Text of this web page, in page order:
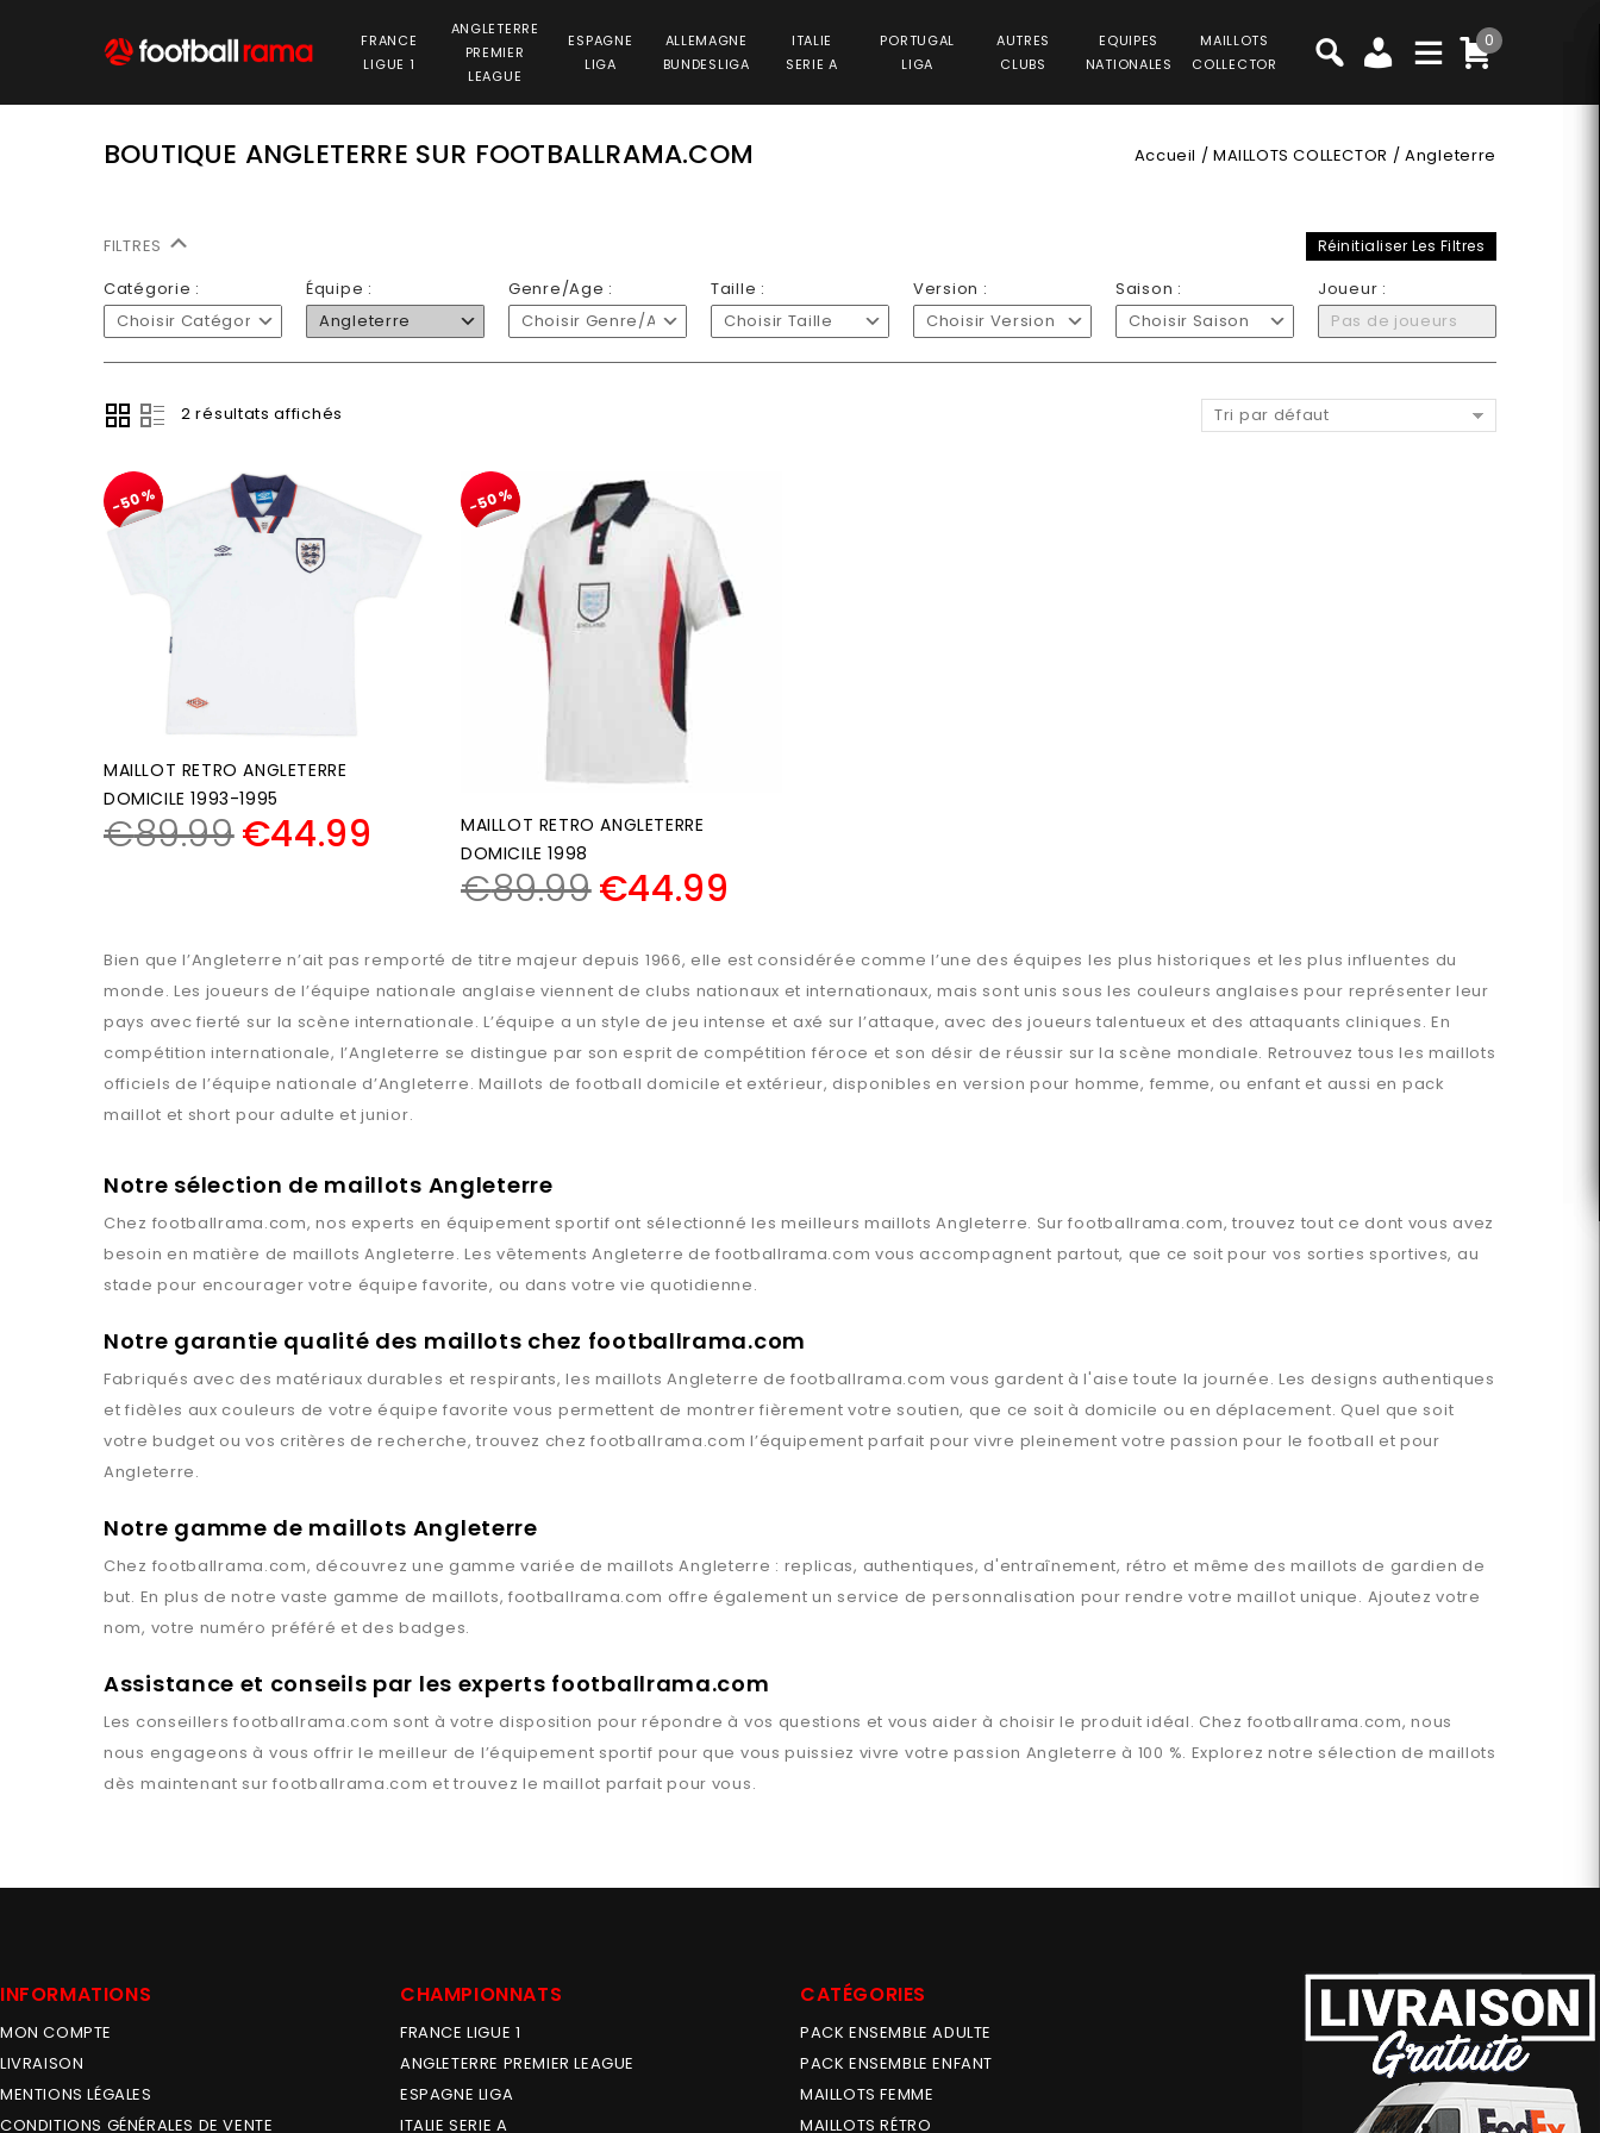
FRANCE
LIGUE 1
ANGLETERRE
PREMIER
LEAGUE
ESPAGNE
LIGA
ALLEMAGNE
BUNDESLIGA
ITALIE
SERIE A
PORTUGAL
LIGA
AUTRES
CLUBS
EQUIPES
NATIONALES
MAILLOTS
COLLECTOR
0
BOUTIQUE ANGLETERRE SUR FOOTBALLRAMA.COM Accueil /MAILLOTS COLLECTOR / Angleterre
FILTRES Réinitialiser Les Filtres
Catégorie :
Choisir Catégorie
Équipe :
Angleterre
Genre/Age :
Choisir Genre/Age
Taille :
Choisir Taille
Version :
Choisir Version
Saison :
Choisir Saison
Joueur :
Pas de joueurs
2 résultats affichés Tri par défaut
-50%
MAILLOT RETRO ANGLETERRE
DOMICILE 1993-1995
€89.99€44.99
-50%
MAILLOT RETRO ANGLETERRE
DOMICILE 1998
€89.99€44.99
Bien que l’Angleterre n’ait pas remporté de titre majeur depuis 1966, elle est considérée comme l’une des équipes les plus historiques et les plus influentes du
monde. Les joueurs de l’équipe nationale anglaise viennent de clubs nationaux et internationaux, mais sont unis sous les couleurs anglaises pour représenter leur
pays avec fierté sur la scène internationale. L’équipe a un style de jeu intense et axé sur l’attaque, avec des joueurs talentueux et des attaquants cliniques. En
compétition internationale, l’Angleterre se distingue par son esprit de compétition féroce et son désir de réussir sur la scène mondiale. Retrouvez tous les maillots
officiels de l’équipe nationale d’Angleterre. Maillots de football domicile et extérieur, disponibles en version pour homme, femme, ou enfant et aussi en pack
maillot et short pour adulte et junior.
Notre sélection de maillots Angleterre
Chez footballrama.com, nos experts en équipement sportif ont sélectionné les meilleurs maillotsAngleterre. Surfootballrama.com, trouvez tout ce dont vous avez
besoin en matière de maillots Angleterre. Les vêtementsAngleterre defootballrama.com vous accompagnent partout, que ce soit pour vos sorties sportives, au
stade pour encourager votre équipe favorite, ou dans votre vie quotidienne.
Notre garantie qualité des maillots chez footballrama.com
Fabriqués avec des matériaux durables et respirants, les maillotsAngleterre defootballrama.com vous gardent à l'aise toute la journée. Les designs authentiques
et fidèles aux couleurs de votre équipe favorite vous permettent de montrer fièrement votre soutien, que ce soit à domicile ou en déplacement. Quel que soit
votre budget ou vos critères de recherche, trouvez chezfootballrama.com l’équipement parfait pour vivre pleinement votre passion pour le football et pour
Angleterre.
Notre gamme de maillots Angleterre
Chez footballrama.com, découvrez une gamme variée de maillotsAngleterre : replicas, authentiques, d'entraînement, rétro et même des maillots de gardien de
but. En plus de notre vaste gamme de maillots, footballrama.com offre également un service de personnalisation pour rendre votre maillot unique. Ajoutez votre
nom, votre numéro préféré et des badges.
Assistance et conseils par les experts footballrama.com
Les conseillersfootballrama.com sont à votre disposition pour répondre à vos questions et vous aider à choisir le produit idéal. Chez footballrama.com, nous
nous engageons à vous offrir le meilleur de l’équipement sportif pour que vous puissiez vivre votre passion Angleterre à 100 %. Explorez notre sélection de maillots
dès maintenant surfootballrama.com et trouvez le maillot parfait pour vous.
INFORMATIONS
MON COMPTE
LIVRAISON
MENTIONS LÉGALES
CONDITIONS GÉNÉRALES DE VENTE
CHAMPIONNATS
FRANCE LIGUE 1
ANGLETERRE PREMIER LEAGUE
ESPAGNE LIGA
ITALIE SERIE A
CATÉGORIES
PACK ENSEMBLE ADULTE
PACK ENSEMBLE ENFANT
MAILLOTS FEMME
MAILLOTS RÉTRO